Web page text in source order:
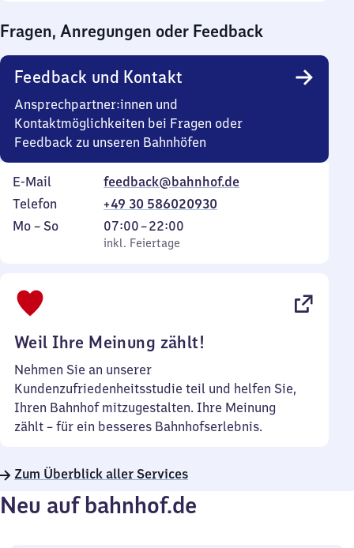
0
Uhr
Fragen, Anregungen oder Feedback
Feedback und Kontakt
Ansprechpartner:innen und
Kontaktmöglichkeiten bei Fragen oder
Feedback zu unseren Bahnhöfen
E-Mail
feedback@bahnhof.de
Telefon
+49 30 586020930
Montag
Mo – So,
inkl. Feiertage
07:00–22:00
Von
7
inkl. Feiertage
Weil Ihre Meinung zählt!
Nehmen Sie an unserer
Kundenzufriedenheitsstudie teil und helfen Sie,
Ihren Bahnhof mitzugestalten. Ihre Meinung
zählt – für ein besseres Bahnhofserlebnis.
Zum Überblick aller Services
Neu auf bahnhof.de